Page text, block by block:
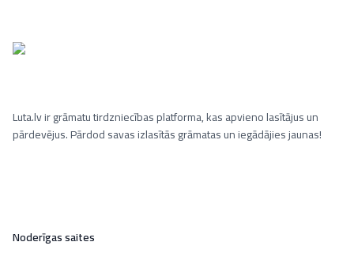
Luta.lv ir grāmatu tirdzniecības platforma, kas apvieno lasītājus un
pārdevējus. Pārdod savas izlasītās grāmatas un iegādājies jaunas!
Noderīgas saites